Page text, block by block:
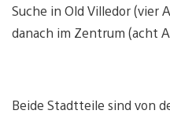
Suche in Old Villedor (vier
danach im Zentrum (acht
Beide Stadtteile sind von